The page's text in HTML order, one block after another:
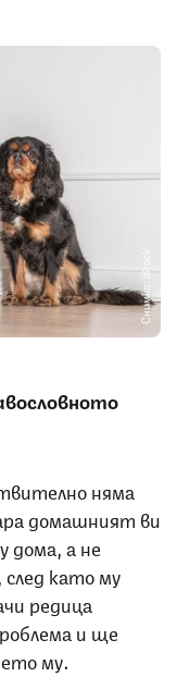
Снимка: iStock
няма
домашният ви
дома, а не
като му
редица
и ще
му.